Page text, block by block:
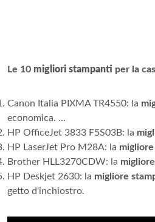
Le 10 migliori stampanti per la
Canon Italia PIXMA TR4550: la
economica. ...
HP OfficeJet 3833 F5S03B: la
HP LaserJet Pro M28A: la
Brother HLL3270CDW: la
HP Deskjet 2630: la migliore
getto d'inchiostro.